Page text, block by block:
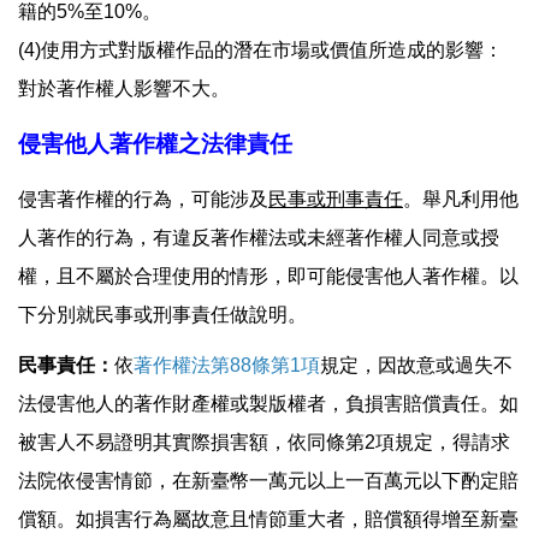
籍的5%至10%。
(4)使用方式對版權作品的潛在市場或價值所造成的影響：
對於著作權人影響不大。
侵害他人著作權之法律責任
侵害著作權的行為，可能涉及 民事或刑事責任。舉凡利用他
人著作的行為，有違反著作權法或未經著作權人同意或授
權，且不屬於合理使用的情形，即可能侵害他人著作權。以
下分別就民事或刑事責任做說明。
民事責任： 依著作權法第88條第1項規定，因故意或過失不
法侵害他人的著作財產權或製版權者，負損害賠償責任。如
被害人不易證明其實際損害額，依同條第2項規定，得請求
法院依侵害情節，在新臺幣一萬元以上一百萬元以下酌定賠
償額。如損害行為屬故意且情節重大者，賠償額得增至新臺